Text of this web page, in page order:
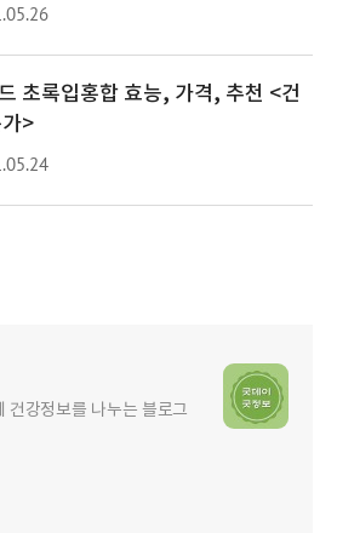
초록입홍합 효능, 가격, 추천 <건
>
건강정보를 나누는 블로그